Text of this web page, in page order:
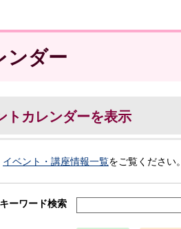
ンダー
ト カレンダーを表示
イベント・講座情報一覧をご覧ください。
キーワード検索